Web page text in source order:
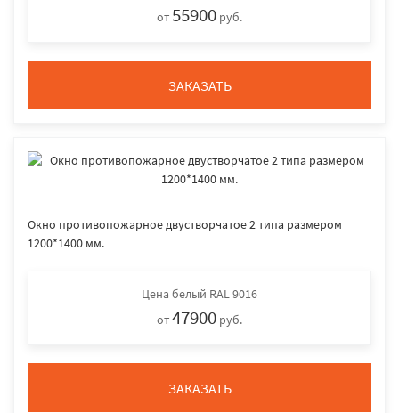
от55900 руб.
ЗАКАЗАТЬ
Окно противопожарное двустворчатое 2 типа размером
1200*1400 мм.
Цена белый RAL 9016
от47900 руб.
ЗАКАЗАТЬ